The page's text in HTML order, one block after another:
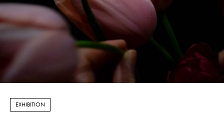
FOOD
DOCUMENT
PORTRAIT
EXHIBITION